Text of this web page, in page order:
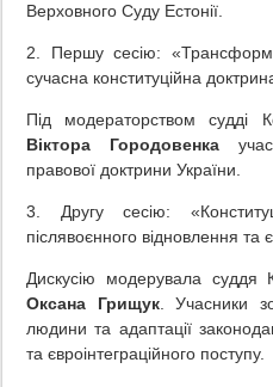
Верховного Суду Естонії.
2. Першу сесію:
сучасна конституційна
Під модераторством судді
Віктора Городовенка
правової доктрини України.
3. Другу сесію:
післявоєнного відновлення та
Дискусію модерувала суддя
Оксана Грищук. Учасники
людини та адаптації
та євроінтеграційного поступу.